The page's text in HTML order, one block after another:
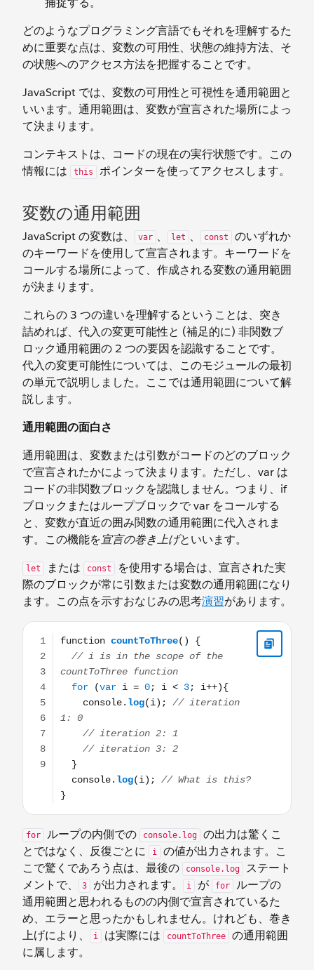
どのようなプログラミング言語でもそれを理解するた
めに重要な点は、変数の可用性、状態の維持方法、そ
の状態へのアクセス方法を把握することです。
JavaScript では、変数の可用性と可視性を通用範囲と
いいます。通用範囲は、変数が宣言された場所によっ
て決まります。
コンテキストは、コードの現在の実行状態です。この
情報には
this ポインターを使ってアクセスします。
変数の通用範囲
JavaScript の変数は、 var 、 let 、 const
のいずれか
のキーワードを使用して宣言されます。キーワードを
コールする場所によって、作成される変数の通用範囲
が決まります。
これらの 3 つの違いを理解するということは、突き
詰めれば、代入の変更可能性と (補足的に) 非関数ブ
ロック通用範囲の 2 つの要因を認識することです。
代入の変更可能性については、このモジュールの最初
の単元で説明しました。ここでは通用範囲について解
説します。
通用範囲の面白さ
通用範囲は、変数または引数がコードのどのブロック
で宣言されたかによって決まります。ただし、var は
コードの非関数ブロックを認識しません。つまり、if
ブロックまたはループブロックで var をコールする
と、変数が直近の囲み関数の通用範囲に代入されま
す。この機能を宣言の巻き上げといいます。
let または const
を使用する場合は、宣言された実
際のブロックが常に引数または変数の通用範囲になり
ます。この点を示すおなじみの思考演習があります。
function countToThree() { // i is in the scope of the
for ループの内側での console.log
の出力は驚くこ
とではなく、反復ごとに
i
の値が出力されます。こ
こで驚くであろう点は、最後の
console.log
ステート
メントで、
3 が出力されます。 i が for
ループの
通用範囲と思われるものの内側で宣言されているた
め、エラーと思ったかもしれません。けれども、巻き
上げにより、
i は実際には countToThree
の通用範囲
に属します。